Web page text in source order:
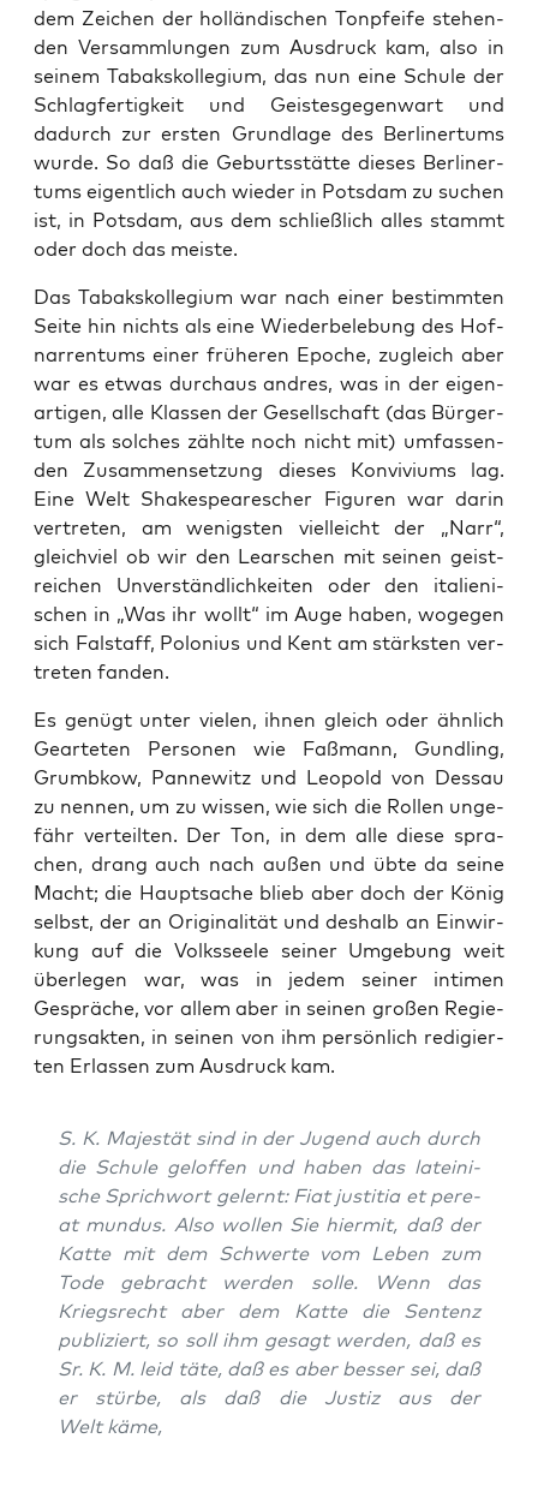
dem Zei­chen der hol­län­di­schen Ton­pfei­fe ste­hen­
den Ver­samm­lun­gen zum Aus­druck kam, also in
sei­nem Tabaks­kol­le­gi­um, das nun eine Schu­le der
Schlag­fer­tig­keit und Geis­tes­ge­gen­wart und
dadurch zur ers­ten Grund­la­ge des Ber­li­ner­tums
wur­de. So daß die Geburts­stät­te die­ses Ber­li­ner­
tums eigent­lich auch wie­der in Pots­dam zu suchen
ist, in Pots­dam, aus dem schließ­lich alles stammt
oder doch das meiste.
Das Tabaks­kol­le­gi­um war nach einer bestimm­ten
Sei­te hin nichts als eine Wie­der­be­le­bung des Hof­
nar­ren­tums einer frü­he­ren Epo­che, zugleich aber
war es etwas durch­aus and­res, was in der eigen­
ar­ti­gen, alle Klas­sen der Gesell­schaft (das Bür­ger­
tum als sol­ches zähl­te noch nicht mit) umfas­sen­
den Zusam­men­set­zung die­ses Kon­vi­vi­ums lag.
Eine Welt Shake­speare­scher Figu­ren war dar­in
ver­tre­ten, am wenigs­ten viel­leicht der „Narr“,
gleich­viel ob wir den Lear­schen mit sei­nen geist­
rei­chen Unver­ständ­lich­kei­ten oder den ita­lie­ni­
schen in „Was ihr wollt“ im Auge haben, woge­gen
sich Fal­staff, Polo­ni­us und Kent am stärks­ten ver­
tre­ten fanden.
Es genügt unter vie­len, ihnen gleich oder ähn­lich
Gear­te­ten Per­so­nen wie Faß­mann, Gund­ling,
Grumb­kow, Pan­ne­witz und Leo­pold von Des­sau
zu nen­nen, um zu wis­sen, wie sich die Rol­len unge­
fähr ver­teil­ten. Der Ton, in dem alle die­se spra­
chen, drang auch nach außen und übte da sei­ne
Macht; die Haupt­sa­che blieb aber doch der König
selbst, der an Ori­gi­na­li­tät und des­halb an Ein­wir­
kung auf die Volks­see­le sei­ner Umge­bung weit
über­le­gen war, was in jedem sei­ner inti­men
Gesprä­che, vor allem aber in sei­nen gro­ßen Regie­
rungs­ak­ten, in sei­nen von ihm per­sön­lich redi­gier­
ten Erlas­sen zum Aus­druck kam.
S. K. Majes­tät sind in der Jugend auch durch
die Schu­le gel­of­fen und haben das latei­ni­
sche Sprich­wort gelernt: Fiat jus­ti­tia et pere­
at mun­dus. Also wol­len Sie hier­mit, daß der
Kat­te mit dem Schwer­te vom Leben zum
Tode gebracht wer­den sol­le. Wenn das
Kriegs­recht aber dem Kat­te die Sen­tenz
publi­ziert, so soll ihm gesagt wer­den, daß es
Sr. K. M. leid täte, daß es aber bes­ser sei, daß
er stür­be, als daß die Jus­tiz aus der
Welt käme,